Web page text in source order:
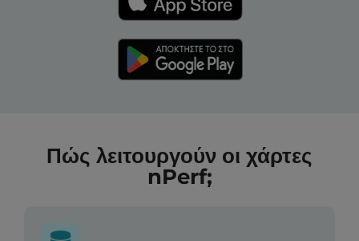
Πώς λειτουργούν οι χάρτες
nPerf;